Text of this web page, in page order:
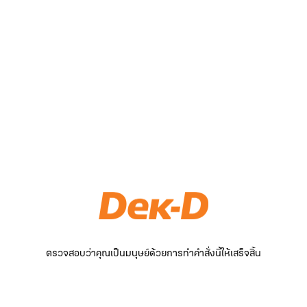
ตรวจสอบว่าคุณเป็นมนุษย์ด้วยการทำคำสั่งนี้ให้เสร็จสิ้น